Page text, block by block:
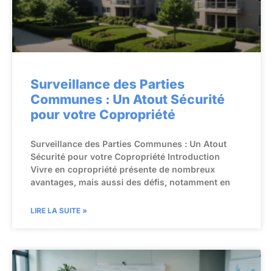
Surveillance des Parties
Communes : Un Atout Sécurité
pour votre Copropriété
Surveillance des Parties Communes : Un Atout
Sécurité pour votre Copropriété Introduction
Vivre en copropriété présente de nombreux
avantages, mais aussi des défis, notamment en
LIRE LA SUITE »